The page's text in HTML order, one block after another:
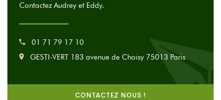
Contactez Audrey et Eddy.
01 71 79 17 10
GESTI-VERT 183 avenue de Choisy 75013 Paris
CONTACTEZ NOUS !